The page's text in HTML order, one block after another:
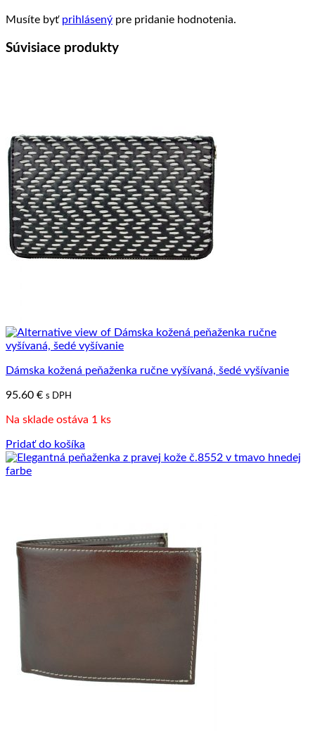
Musíte byť prihlásený pre pridanie hodnotenia.
Súvisiace produkty
Dámska kožená peňaženka ručne vyšívaná, šedé vyšívanie
95.60 € s DPH
Na sklade ostáva 1 ks
Pridať do košíka